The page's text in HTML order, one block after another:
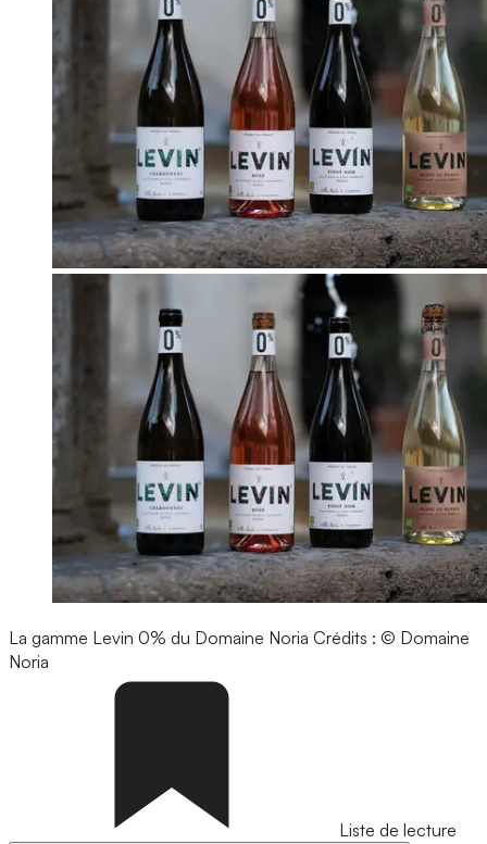
La gamme Levin 0% du Domaine Noria Crédits : © Domaine
Noria
Liste de lecture